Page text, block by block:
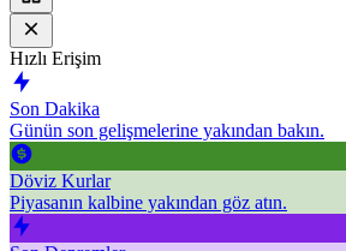
Hızlı Erişim
Son Dakika
Günün son gelişmelerine yakından bakın.
Döviz Kurlar
Piyasanın kalbine yakından göz atın.